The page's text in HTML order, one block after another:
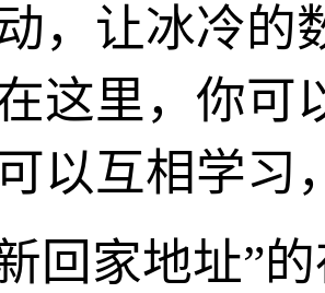
，让冰冷的
这里，你可
以互相学习
回家地址”